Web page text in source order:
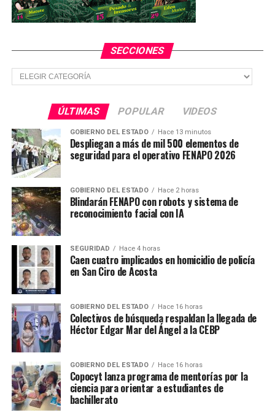
SECCIONES
Secciones
ÚLTIMAS POPULAR VIDEOS
GOBIERNO DEL ESTADO Hace 13 minutos
Despliegan a más de mil 500 elementos de
seguridad para el operativo FENAPO 2026
GOBIERNO DEL ESTADO Hace 2 horas
Blindarán FENAPO con robots y sistema de
reconocimiento facial con IA
SEGURIDAD Hace 4 horas
Caen cuatro implicados en homicidio de policía
en San Ciro de Acosta
GOBIERNO DEL ESTADO Hace 16 horas
Colectivos de búsqueda respaldan la llegada de
Héctor Edgar Mar del Ángel a la CEBP
GOBIERNO DEL ESTADO Hace 16 horas
Copocyt lanza programa de mentorías por la
ciencia para orientar a estudiantes de
bachillerato